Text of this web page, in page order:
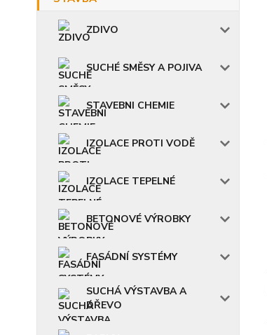
ZDIVO
SUCHÉ SMĚSY A POJIVA
STAVEBNI CHEMIE
IZOLACE PROTI VODĚ
IZOLACE TEPELNÉ
BETONOVÉ VÝROBKY
FASÁDNÍ SYSTÉMY
SUCHÁ VÝSTAVBA A
DŘEVO